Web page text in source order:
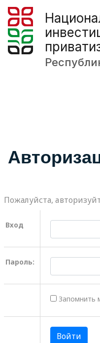
Пожалуйста,
Вход
Пароль:
Запомнить